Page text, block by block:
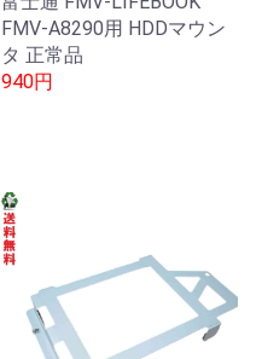
FMV-A8290用 HDDマウン
タ 正常品
940円